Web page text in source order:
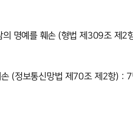
의 명예를 훼손 (형법 제309조 제
(정보통신망법 제70조 제2항) :